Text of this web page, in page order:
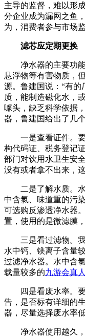
主导的监督，难以形
分企业成为漏网之鱼
为，消费者参与市场
滤芯应定期更换
净水器的主要功能
悬浮物等有害物质，
源。鲁建国说：“有的
质，能制造磁化水，
噱头，缺乏科学依据
器，鲁建国给出了几个
一是查看证件。要
构代码证、税务登记
部门对饮用水卫生安
没有或者拿不出来，
二是了解水质。水
中含氯、味道重的污
可选购反渗透净水器
置，使用的是微滤膜
三是看过滤物。我
水中钙、镁离子含量
过滤净水器。水中含
载量较多的九游会真
四是看废水率。要
告，是否标有详细的
器，尽量选择废水率低
净水器使用越久，